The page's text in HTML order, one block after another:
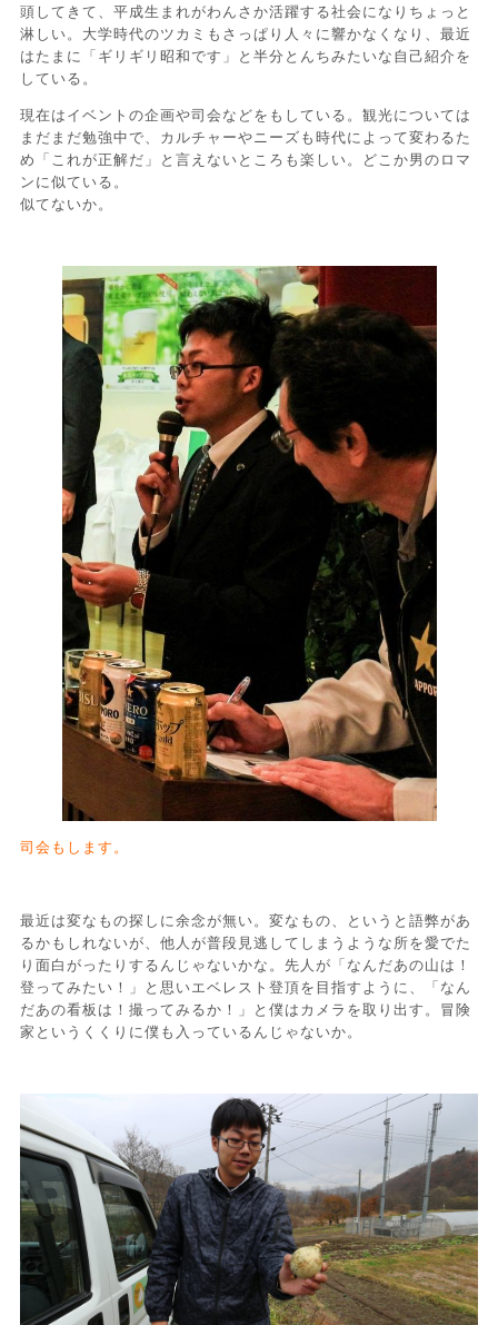
頭してきて、平成生まれがわんさか活躍する社会になりちょっと
淋しい。大学時代のツカミもさっぱり人々に響かなくなり、最近
はたまに「ギリギリ昭和です」と半分とんちみたいな自己紹介を
している。
現在はイベントの企画や司会などをもしている。観光については
まだまだ勉強中で、カルチャーやニーズも時代によって変わるた
め「これが正解だ」と言えないところも楽しい。どこか男のロマ
ンに似ている。
似てないか。
司会もします。
最近は変なもの探しに余念が無い。変なもの、というと語弊があ
るかもしれないが、他人が普段見逃してしまうような所を愛でた
り面白がったりするんじゃないかな。先人が「なんだあの山は！
登ってみたい！」と思いエベレスト登頂を目指すように、「なん
だあの看板は！撮ってみるか！」と僕はカメラを取り出す。冒険
家というくくりに僕も入っているんじゃないか。